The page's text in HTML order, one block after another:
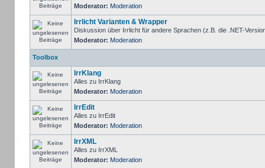
Moderator: Moderation
Irrlicht Varianten & Wrapper
Diskussion über Irrlicht für andere Sprachen (z.B. die .NET-
Moderator: Moderation
Toolbox
IrrKlang
Alles zu IrrKlang
Moderator: Moderation
IrrEdit
Alles zu IrrEdit
Moderator: Moderation
IrrXML
Alles zu IrrXML
Moderator: Moderation